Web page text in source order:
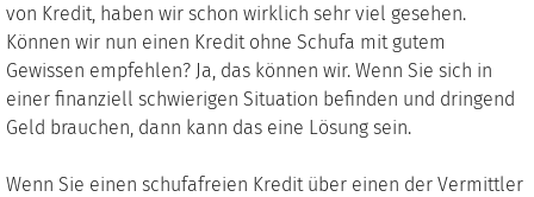
von Kredit, haben wir schon wirklich sehr viel gesehen.
Können wir nun einen Kredit ohne Schufa mit gutem
Gewissen empfehlen? Ja, das können wir. Wenn Sie sich in
einer finanziell schwierigen Situation befinden und dringend
Geld brauchen, dann kann das eine Lösung sein.
Wenn Sie einen schufafreien Kredit über einen der Vermittler